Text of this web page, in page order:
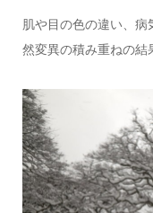
肌や目の色の違い、
然変異の積み重ねの結